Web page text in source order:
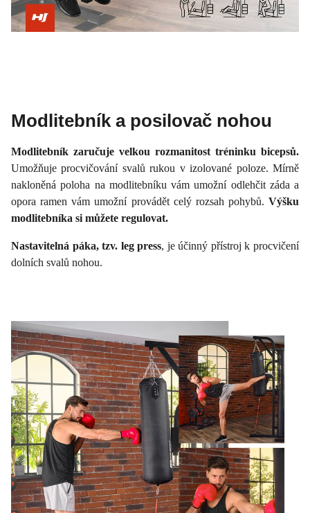
Modlitebník a posilovač nohou
Modlitebník zaručuje velkou rozmanitost tréninku bicepsů.
Umožňuje procvičování svalů rukou v izolované poloze. Mírně
nakloněná poloha na modlitebníku vám umožní odlehčit záda a
opora ramen vám umožní provádět celý rozsah pohybů. Výšku
modlitebníka si můžete regulovat.
Nastavitelná páka, tzv. leg press, je účinný přístroj k procvičení
dolních svalů nohou.